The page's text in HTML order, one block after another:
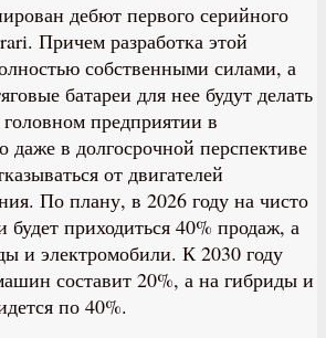
дебют первого серийного
Причем разработка этой
собственными силами, а
батареи для нее будут делать
предприятии в
в долгосрочной перспективе
от двигателей
По плану, в 2026 году на чисто
будет приходиться 40% продаж, а
и электромобили. К 2030 году
составит 20%, а на гибриды и
по 40%.